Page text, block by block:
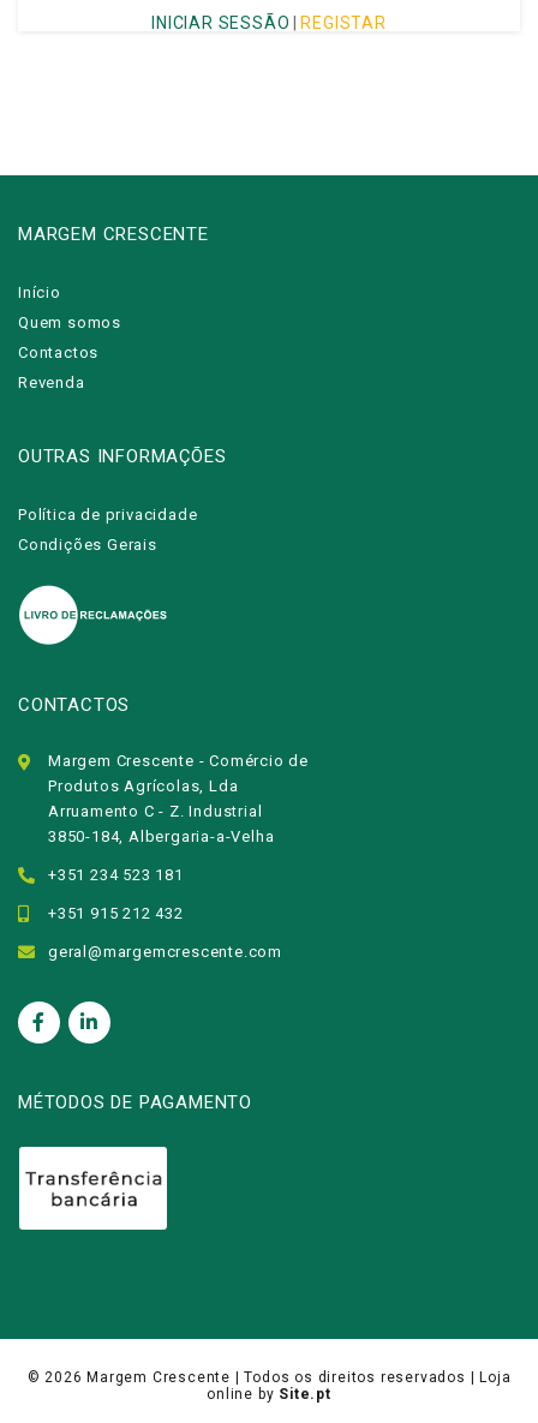
INICIAR SESSÃO REGISTAR
MARGEM CRESCENTE
Início
Quem somos
Contactos
Revenda
OUTRAS INFORMAÇÕES
Política de privacidade
Condições Gerais
CONTACTOS
Margem Crescente - Comércio de
Produtos Agrícolas, Lda
Arruamento C - Z. Industrial
3850-184, Albergaria-a-Velha
+351 234 523 181
+351 915 212 432
geral@margemcrescente.com
MÉTODOS DE PAGAMENTO
© 2026 Margem Crescente | Todos os direitos reservados |
Loja
online by Site.pt